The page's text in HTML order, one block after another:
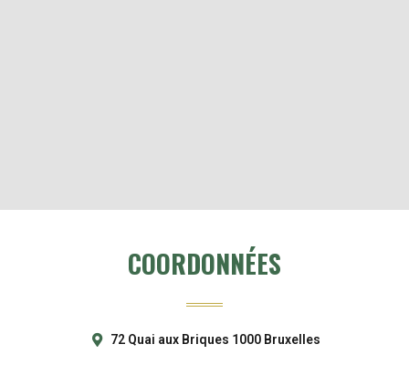
COORDONNÉES
72 Quai aux Briques 1000 Bruxelles